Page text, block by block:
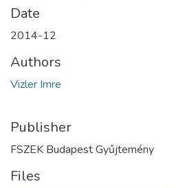
Date
2014-12
Authors
Vizler Imre
Publisher
FSZEK Budapest Gyűjtemény
Files